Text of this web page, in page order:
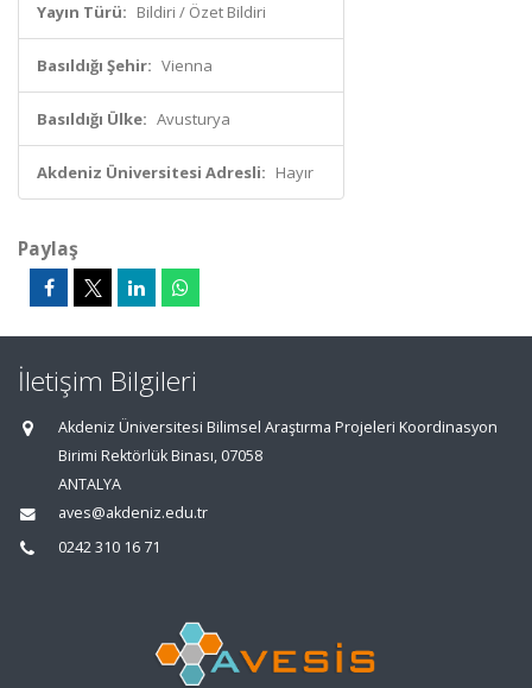
Yayın Türü: Bildiri / Özet Bildiri
Basıldığı Şehir: Vienna
Basıldığı Ülke: Avusturya
Akdeniz Üniversitesi Adresli: Hayır
Paylaş
İletişim Bilgileri
Akdeniz Üniversitesi Bilimsel Araştırma Projeleri Koordinasyon
Birimi Rektörlük Binası, 07058
ANTALYA
aves@akdeniz.edu.tr
0242 310 16 71